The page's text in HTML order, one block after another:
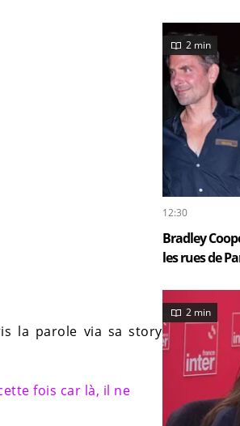
la parole via sa story
fois car là, il ne
2 min
12:30
Bradley
les rues de
2 min